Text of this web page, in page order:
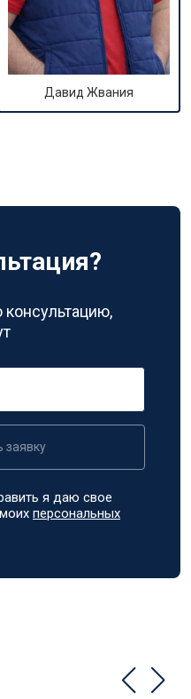
Давид Жвания
заявку
я даю свое
моихперсональных